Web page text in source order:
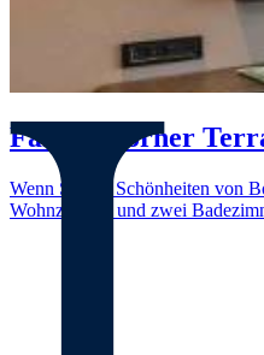
Family Corner
Wenn Sie die Schönheiten von
Wohnzimmer und zwei